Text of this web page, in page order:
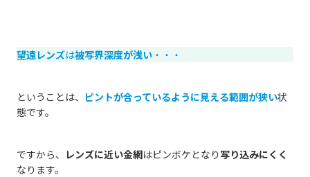
望遠レンズは被写界深度が浅い ・・・
ということは、 ピントが合っているように見える範囲が狭い状
態です。
ですから、 レンズに近い金網はピンボケとなり 写り込みにくく
なります。